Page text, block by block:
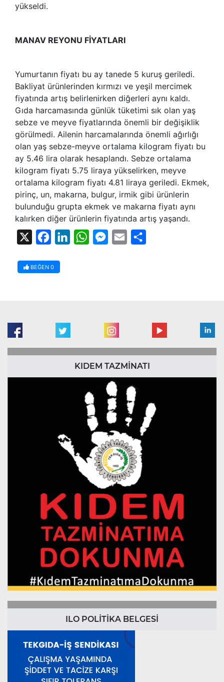
yükseldi.
MANAV REYONU FİYATLARI
Yumurtanın fiyatı bu ay tanede 5 kuruş geriledi.
Bakliyat ürünlerinden kırmızı ve yeşil mercimek
fiyatında artış belirlenirken diğerleri aynı kaldı.
Gıda harcamasında günlük tüketimi sık olan yaş
sebze ve meyve fiyatlarında önemli bir değişiklik
görülmedi. Ailenin harcamalarında önemli ağırlığı
olan yaş sebze-meyve ortalama kilogram fiyatı bu
ay 5.46 lira olarak hesaplandı. Sebze ortalama
kilogram fiyatı 5.75 liraya yükselirken, meyve
ortalama kilogram fiyatı 4.81 liraya geriledi. Ekmek,
pirinç, un, makarna, bulgur, irmik gibi ürünlerin
bulunduğu grupta ekmek ve makarna fiyatı aynı
kalırken diğer ürünlerin fiyatında artış yaşandı.
FacebookLinkedInWhatsAppMessenger
Email
BEĞEN 0
KIDEM TAZMİNATI
ILO POLİTİKA BELGESİ